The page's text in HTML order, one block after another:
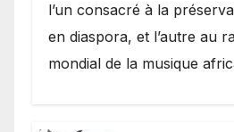
l’un consacré à la
en diaspora, et l’autre au
mondial de la musique